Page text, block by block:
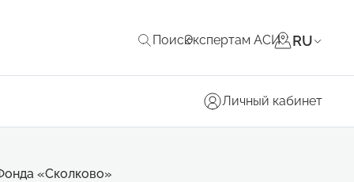
ПоискЭкспертам АСИ RU
Личный кабинет
«Сколково»